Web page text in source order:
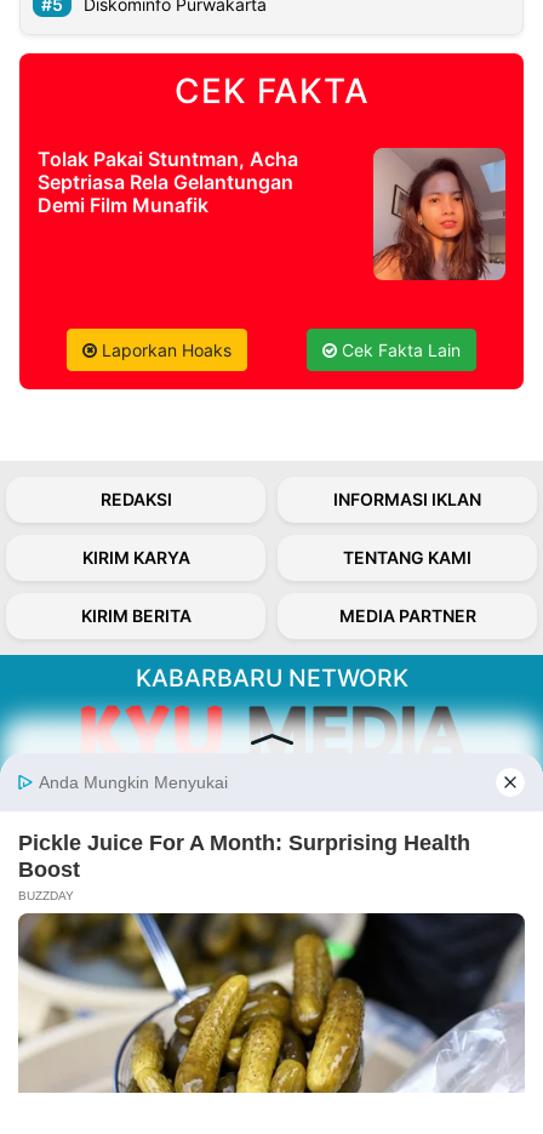
2026
Diskominfo Purwakarta
CEK FAKTA
Tolak Pakai Stuntman, Acha
Septriasa Rela Gelantungan
Demi Film Munafik
Laporkan Hoaks Cek Fakta Lain
REDAKSI INFORMASI IKLAN
KIRIM KARYA TENTANG KAMI
KIRIM BERITA MEDIA PARTNER
KABARBARU NETWORK
Follow Kabarbaru